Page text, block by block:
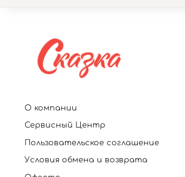
О компании
Сервисный Центр
Пользовательское соглашение
Условия обмена и возврата